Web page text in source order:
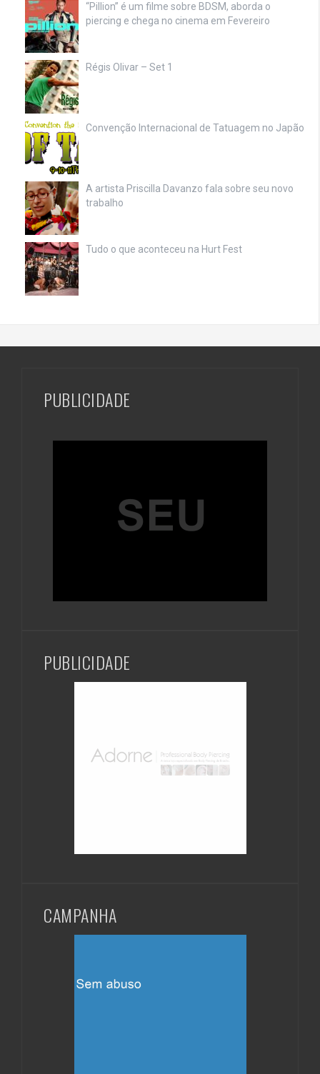
“Pillion” é um filme sobre BDSM, aborda o
piercing e chega no cinema em Fevereiro
Régis Olivar – Set 1
Convenção Internacional de Tatuagem no Japão
A artista Priscilla Davanzo fala sobre seu novo
trabalho
Tudo o que aconteceu na Hurt Fest
PUBLICIDADE
PUBLICIDADE
CAMPANHA